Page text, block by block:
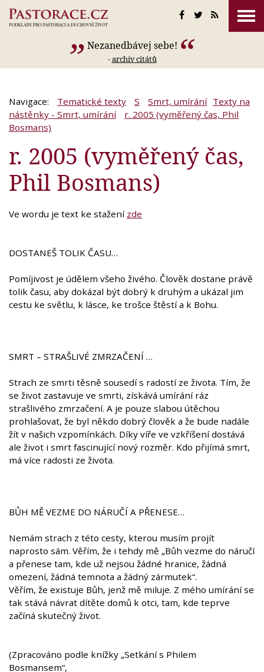
Nezanedbávej sebe!
-archív citátů
Navigace: Tematické texty S Smrt, umírání Texty na
nástěnky - Smrt, umírání
r. 2005 (vyměřený čas, Phil
Bosmans)
r. 2005 (vyměřený čas,
Phil Bosmans)
Ve wordu je text ke stažení zde
DOSTANEŠ TOLIK ČASU…
Pomíjivost je údělem všeho živého. Člověk dostane právě
tolik času, aby dokázal být dobrý k druhým a ukázal jim
cestu ke světlu, k lásce, ke trošce štěstí a k Bohu.
SMRT – STRAŠLIVÉ ZMRZAČENÍ …
Strach ze smrti těsně sousedí s radostí ze života. Tím, že
se život zastavuje ve smrti, získává umírání ráz
strašlivého zmrzačení. A je pouze slabou útěchou
prohlašovat, že byl někdo dobrý člověk a že bude nadále
žít v našich vzpomínkách. Díky víře ve vzkříšení dostává
ale život i smrt fascinující nový rozměr. Kdo přijímá smrt,
má více radosti ze života.
BŮH MĚ VEZME DO NÁRUČÍ A PŘENESE…
Nemám strach z této cesty, kterou musím projít
naprosto sám. Věřím, že i tehdy mě „Bůh vezme do náručí
a přenese tam, kde už nejsou žádné hranice, žádná
omezení, žádná temnota a žádný zármutek“.
Věřím, že existuje Bůh, jenž mě miluje. Z mého umírání se
tak stává návrat dítěte domů k otci, tam, kde teprve
začíná skutečný život.
(Zpracováno podle knížky „Setkání s Philem
Bosmansem“,